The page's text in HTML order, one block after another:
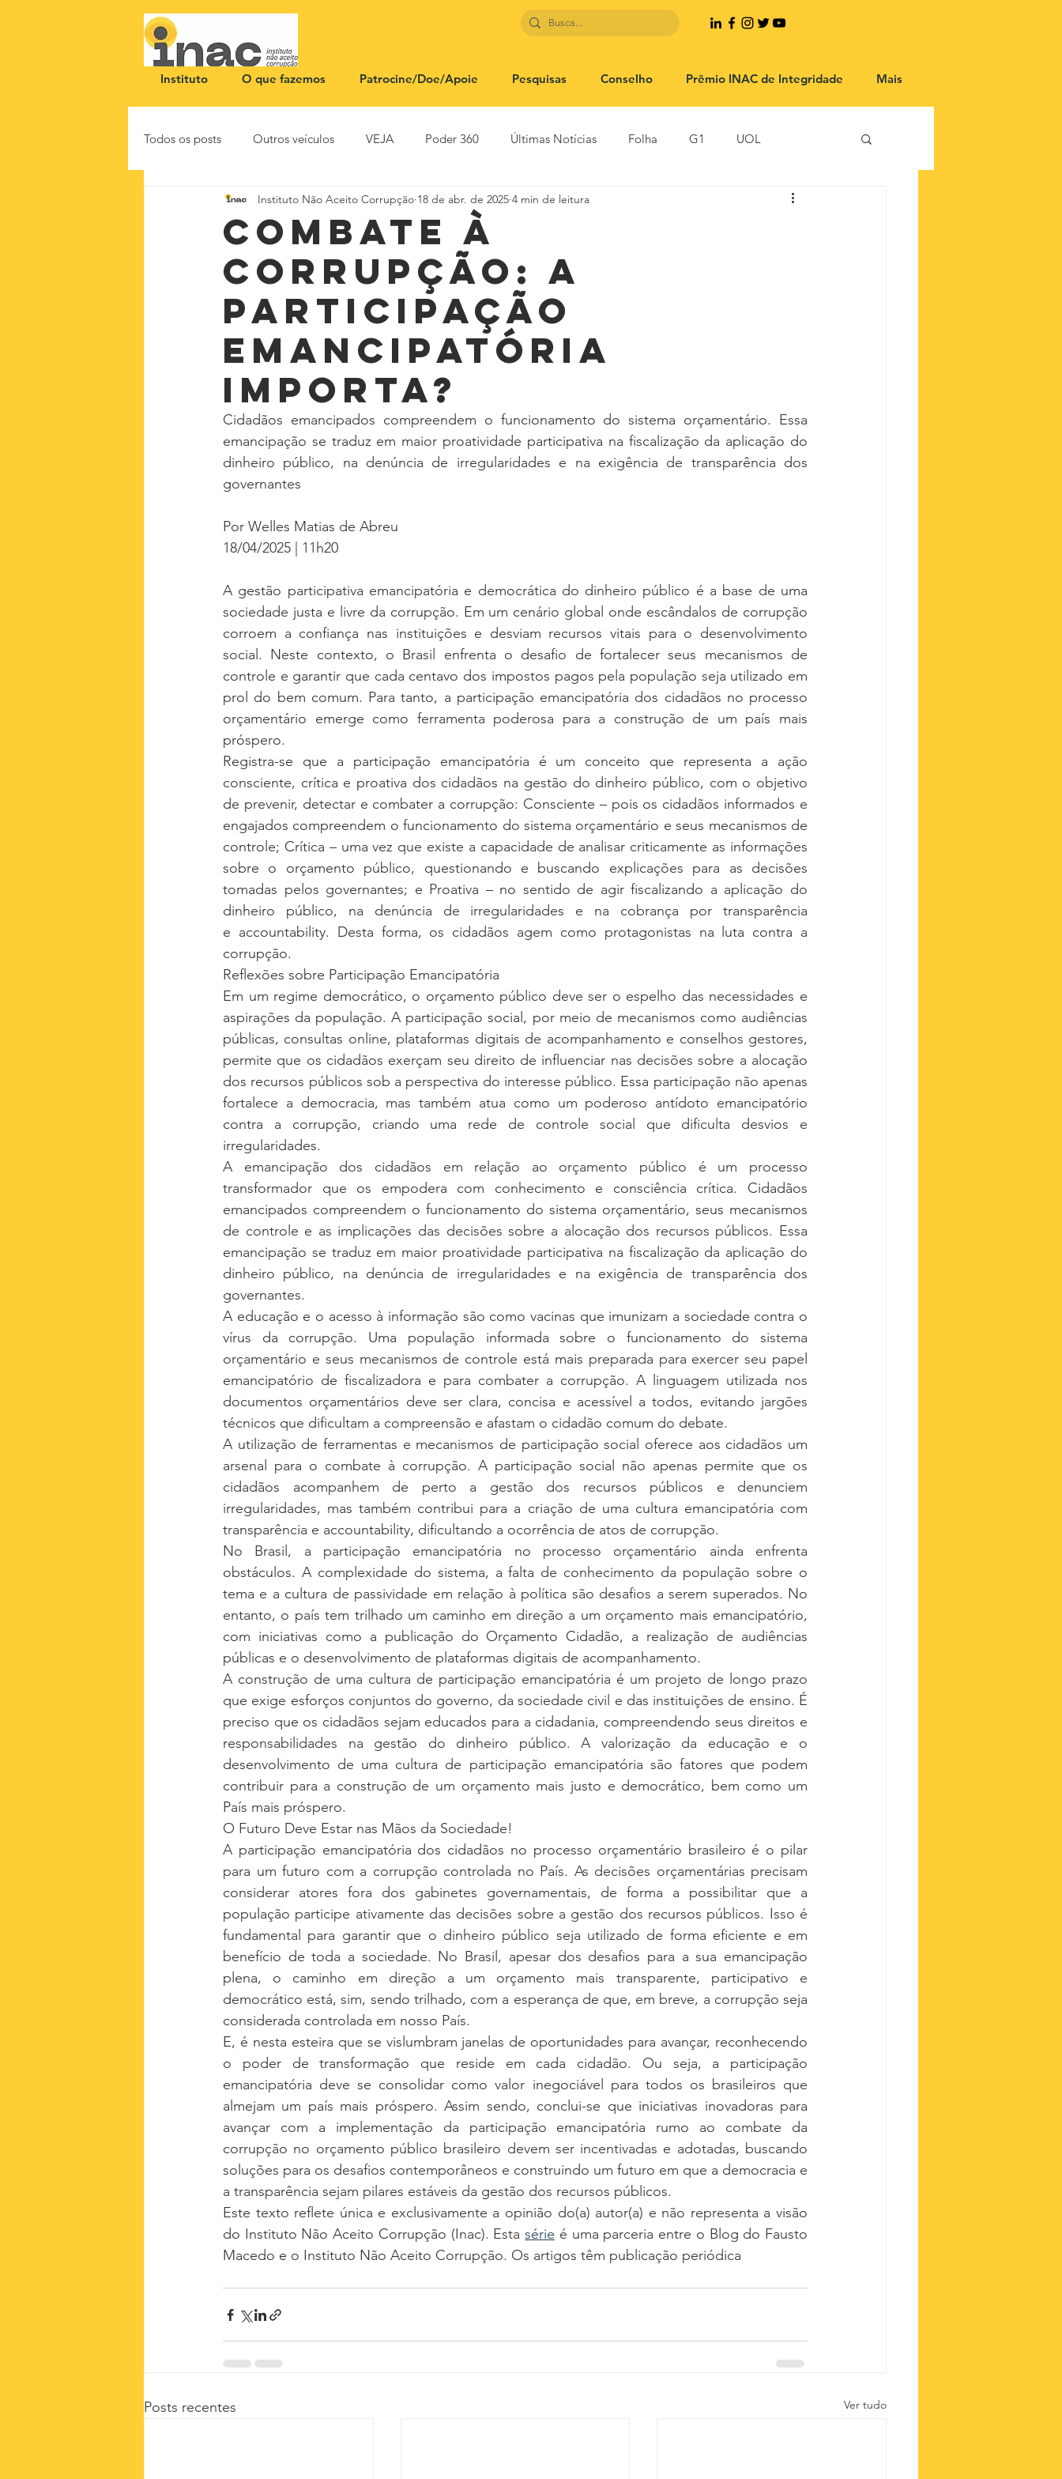
Instituto O que fazemos Patrocine/Doe/Apoie Pesquisas Conselho Prêmio INAC de Integridade Mais
Todos os posts Outros veículos VEJA Poder 360 Últimas Notícias Folha G1 UOL
NOTA PÚBLICA CEID SBT News Rádio Justiça Estadão
Combate à
corrupção: a
participação
emancipatória
importa?
Instituto Não Aceito Corrupção 18 de abr. de 2025 4 min de leitura
Cidadãos emancipados compreendem o funcionamento do sistema orçamentário. Essa
emancipação se traduz em maior proatividade participativa na fiscalização da aplicação do
dinheiro público, na denúncia de irregularidades e na exigência de transparência dos
governantes
Por Welles Matias de Abreu
18/04/2025 | 11h20
A gestão participativa emancipatória e democrática do dinheiro público é a base de uma
sociedade justa e livre da corrupção. Em um cenário global onde escândalos de corrupção
corroem a confiança nas instituições e desviam recursos vitais para o desenvolvimento
social. Neste contexto, o Brasil enfrenta o desafio de fortalecer seus mecanismos de
controle e garantir que cada centavo dos impostos pagos pela população seja utilizado em
prol do bem comum. Para tanto, a participação emancipatória dos cidadãos no processo
orçamentário emerge como ferramenta poderosa para a construção de um país mais
próspero.
Registra-se que a participação emancipatória é um conceito que representa a ação
consciente, crítica e proativa dos cidadãos na gestão do dinheiro público, com o objetivo
de prevenir, detectar e combater a corrupção: Consciente – pois os cidadãos informados e
engajados compreendem o funcionamento do sistema orçamentário e seus mecanismos de
controle; Crítica – uma vez que existe a capacidade de analisar criticamente as informações
sobre o orçamento público, questionando e buscando explicações para as decisões
tomadas pelos governantes; e Proativa – no sentido de agir fiscalizando a aplicação do
dinheiro público, na denúncia de irregularidades e na cobrança por transparência
e accountability. Desta forma, os cidadãos agem como protagonistas na luta contra a
corrupção.
Reflexões sobre Participação Emancipatória
Em um regime democrático, o orçamento público deve ser o espelho das necessidades e
aspirações da população. A participação social, por meio de mecanismos como audiências
públicas, consultas online, plataformas digitais de acompanhamento e conselhos gestores,
permite que os cidadãos exerçam seu direito de influenciar nas decisões sobre a alocação
dos recursos públicos sob a perspectiva do interesse público. Essa participação não apenas
fortalece a democracia, mas também atua como um poderoso antídoto emancipatório
contra a corrupção, criando uma rede de controle social que dificulta desvios e
irregularidades.
A emancipação dos cidadãos em relação ao orçamento público é um processo
transformador que os empodera com conhecimento e consciência crítica. Cidadãos
emancipados compreendem o funcionamento do sistema orçamentário, seus mecanismos
de controle e as implicações das decisões sobre a alocação dos recursos públicos. Essa
emancipação se traduz em maior proatividade participativa na fiscalização da aplicação do
dinheiro público, na denúncia de irregularidades e na exigência de transparência dos
governantes.
A educação e o acesso à informação são como vacinas que imunizam a sociedade contra o
vírus da corrupção. Uma população informada sobre o funcionamento do sistema
orçamentário e seus mecanismos de controle está mais preparada para exercer seu papel
emancipatório de fiscalizadora e para combater a corrupção. A linguagem utilizada nos
documentos orçamentários deve ser clara, concisa e acessível a todos, evitando jargões
técnicos que dificultam a compreensão e afastam o cidadão comum do debate.
A utilização de ferramentas e mecanismos de participação social oferece aos cidadãos um
arsenal para o combate à corrupção. A participação social não apenas permite que os
cidadãos acompanhem de perto a gestão dos recursos públicos e denunciem
irregularidades, mas também contribui para a criação de uma cultura emancipatória com
transparência e accountability, dificultando a ocorrência de atos de corrupção.
No Brasil, a participação emancipatória no processo orçamentário ainda enfrenta
obstáculos. A complexidade do sistema, a falta de conhecimento da população sobre o
tema e a cultura de passividade em relação à política são desafios a serem superados. No
entanto, o país tem trilhado um caminho em direção a um orçamento mais emancipatório,
com iniciativas como a publicação do Orçamento Cidadão, a realização de audiências
públicas e o desenvolvimento de plataformas digitais de acompanhamento.
A construção de uma cultura de participação emancipatória é um projeto de longo prazo
que exige esforços conjuntos do governo, da sociedade civil e das instituições de ensino. É
preciso que os cidadãos sejam educados para a cidadania, compreendendo seus direitos e
responsabilidades na gestão do dinheiro público. A valorização da educação e o
desenvolvimento de uma cultura de participação emancipatória são fatores que podem
contribuir para a construção de um orçamento mais justo e democrático, bem como um
País mais próspero.
O Futuro Deve Estar nas Mãos da Sociedade!
A participação emancipatória dos cidadãos no processo orçamentário brasileiro é o pilar
para um futuro com a corrupção controlada no País. As decisões orçamentárias precisam
considerar atores fora dos gabinetes governamentais, de forma a possibilitar que a
população participe ativamente das decisões sobre a gestão dos recursos públicos. Isso é
fundamental para garantir que o dinheiro público seja utilizado de forma eficiente e em
benefício de toda a sociedade. No Brasil, apesar dos desafios para a sua emancipação
plena, o caminho em direção a um orçamento mais transparente, participativo e
democrático está, sim, sendo trilhado, com a esperança de que, em breve, a corrupção seja
considerada controlada em nosso País.
E, é nesta esteira que se vislumbram janelas de oportunidades para avançar, reconhecendo
o poder de transformação que reside em cada cidadão. Ou seja, a participação
emancipatória deve se consolidar como valor inegociável para todos os brasileiros que
almejam um país mais próspero. Assim sendo, conclui-se que iniciativas inovadoras para
avançar com a implementação da participação emancipatória rumo ao combate da
corrupção no orçamento público brasileiro devem ser incentivadas e adotadas, buscando
soluções para os desafios contemporâneos e construindo um futuro em que a democracia e
a transparência sejam pilares estáveis da gestão dos recursos públicos.
Este texto reflete única e exclusivamente a opinião do(a) autor(a) e não representa a visão
do Instituto Não Aceito Corrupção (Inac). Esta série é uma parceria entre o Blog do Fausto
Macedo e o Instituto Não Aceito Corrupção. Os artigos têm publicação periódica
Posts recentes Ver tudo